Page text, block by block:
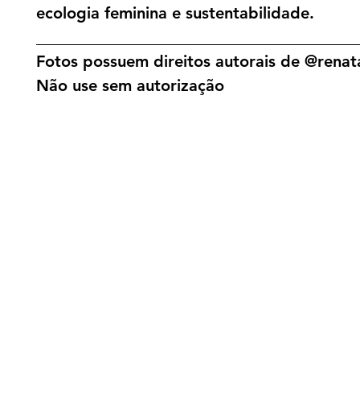
ecologia feminina e sustentabilidade.
Fotos possuem direitos autorais de
Não use sem autorização